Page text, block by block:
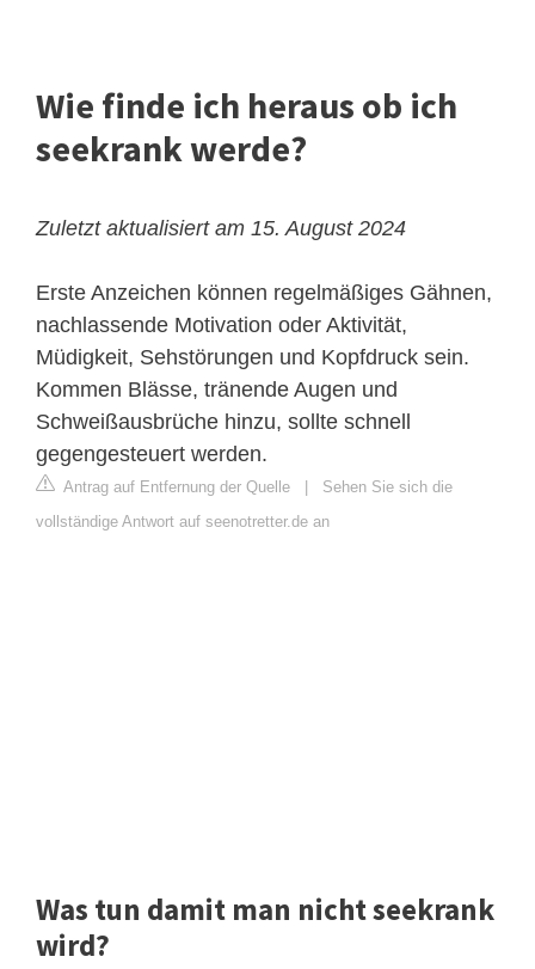
Wie finde ich heraus ob ich
seekrank werde?
Zuletzt aktualisiert am 15. August 2024
Erste Anzeichen können regelmäßiges Gähnen,
nachlassende Motivation oder Aktivität,
Müdigkeit, Sehstörungen und Kopfdruck sein.
Kommen Blässe, tränende Augen und
Schweißausbrüche hinzu, sollte schnell
gegengesteuert werden.
Antrag auf Entfernung der Quelle
Sehen Sie sich die
vollständige Antwort auf seenotretter.de an
Was tun damit man nicht seekrank
wird?